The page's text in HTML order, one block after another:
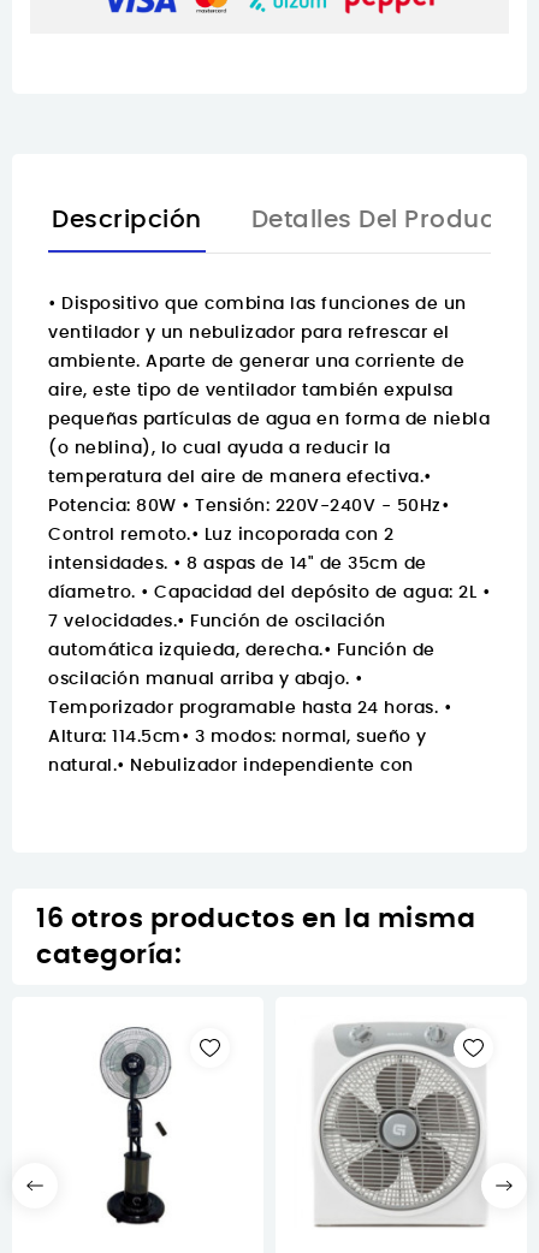
Descripción Detalles Del Producto
• Dispositivo que combina las funciones de un
ventilador y un nebulizador para refrescar el
ambiente. Aparte de generar una corriente de
aire, este tipo de ventilador también expulsa
pequeñas partículas de agua en forma de niebla
(o neblina), lo cual ayuda a reducir la
temperatura del aire de manera efectiva.•
Potencia: 80W • Tensión: 220V-240V - 50Hz•
Control remoto.• Luz incoporada con 2
intensidades. • 8 aspas de 14" de 35cm de
díametro. • Capacidad del depósito de agua: 2L •
7 velocidades.• Función de oscilación
automática izquieda, derecha.• Función de
oscilación manual arriba y abajo. •
Temporizador programable hasta 24 horas. •
Altura: 114.5cm• 3 modos: normal, sueño y
natural.• Nebulizador independiente con
16 otros productos en la misma
categoría: